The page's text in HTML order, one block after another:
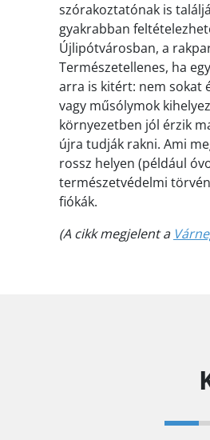
szórakoztatónak is
gyakrabban
Újlipótvárosban, a
Természetellenes, ha
arra is kitért: nem sokat
vagy műsólymok
környezetben jól érzik
újra tudják rakni. Ami
rossz helyen (például
természetvédelmi
fiókák.
(A cikk megjelent a